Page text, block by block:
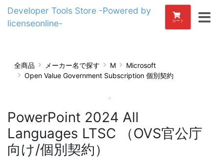
Developer Tools Store -Powered by
licenseonline-
カート
全商品 メーカー名で探す M
Microsoft
Open Value Government Subscription 個別契約
PowerPoint 2024 All
Languages LTSC （OVS官公庁
向け/個別契約）